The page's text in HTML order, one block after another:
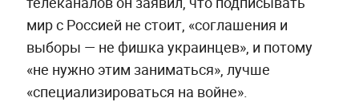
мир с Россией не стоит, «соглашения и
выборы — не фишка украинцев», и потому
«не нужно этим заниматься», лучше
«специализироваться на войне».